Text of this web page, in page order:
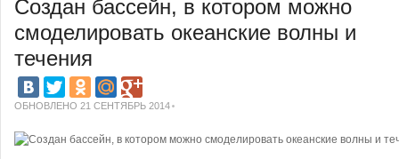
Создан бассейн, в котором можно
смоделировать океанские волны и
течения
ОБНОВЛЕНО 21 СЕНТЯБРЬ 2014